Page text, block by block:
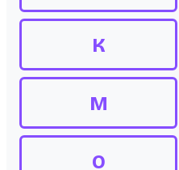
K
M
O